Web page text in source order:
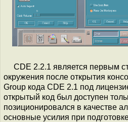
CDE 2.2.1 является первым
окружения после открытия
Group кода CDE 2.1 под
открытый код был доступен
позиционировался в качестве
основные усилия при